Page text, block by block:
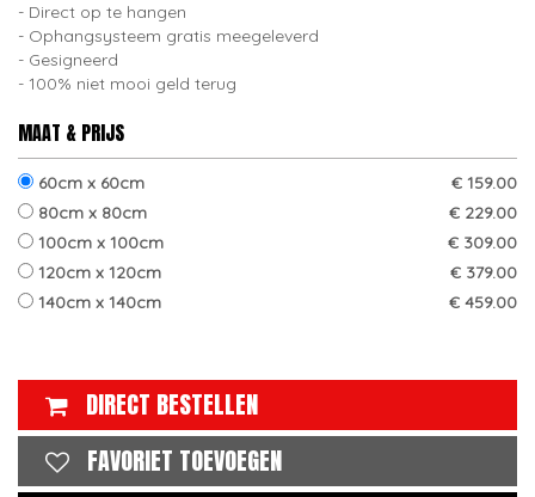
Direct op te hangen
Ophangsysteem gratis meegeleverd
Gesigneerd
100% niet mooi geld terug
MAAT & PRIJS
60cm x 60cm
€ 159.00
80cm x 80cm
€ 229.00
100cm x 100cm
€ 309.00
120cm x 120cm
€ 379.00
140cm x 140cm
€ 459.00
DIRECT BESTELLEN
FAVORIET TOEVOEGEN